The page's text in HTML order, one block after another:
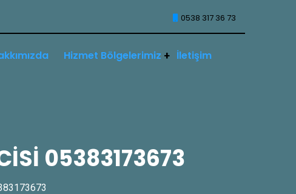
0538 317 36 73
Hizmet Bölgelerimiz İletişim
05383173673